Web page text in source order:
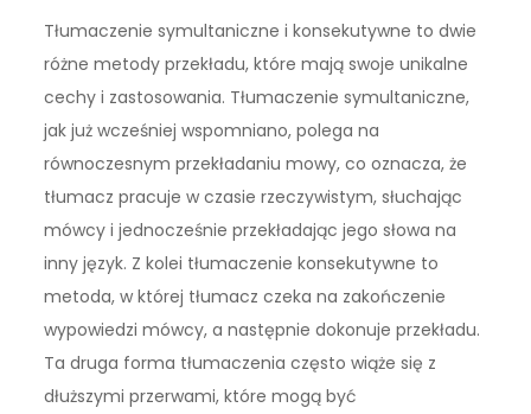
Tłumaczenie symultaniczne i konsekutywne to dwie
różne metody przekładu, które mają swoje unikalne
cechy i zastosowania. Tłumaczenie symultaniczne,
jak już wcześniej wspomniano, polega na
równoczesnym przekładaniu mowy, co oznacza, że
tłumacz pracuje w czasie rzeczywistym, słuchając
mówcy i jednocześnie przekładając jego słowa na
inny język. Z kolei tłumaczenie konsekutywne to
metoda, w której tłumacz czeka na zakończenie
wypowiedzi mówcy, a następnie dokonuje przekładu.
Ta druga forma tłumaczenia często wiąże się z
dłuższymi przerwami, które mogą być